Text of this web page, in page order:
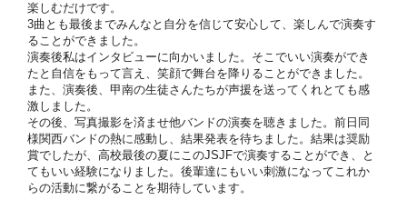
楽しむだけです。
3曲とも最後までみんなと自分を信じて安心して、楽しんで演奏す
ることができました。
演奏後私はインタビューに向かいました。そこでいい演奏ができ
たと自信をもって言え、笑顔で舞台を降りることができました。
また、演奏後、甲南の生徒さんたちが声援を送ってくれとても感
激しました。
その後、写真撮影を済ませ他バンドの演奏を聴きました。前日同
様関西バンドの熱に感動し、結果発表を待ちました。結果は奨励
賞でしたが、高校最後の夏にこのJSJFで演奏することができ、と
てもいい経験になりました。後輩達にもいい刺激になってこれか
らの活動に繋がることを期待しています。